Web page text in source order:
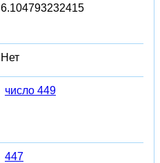
6.104793232415
Нет
число 449
447